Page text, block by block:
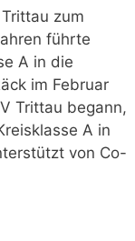
zum
führte
A in die
im Februar
Trittau begann,
A in
von Co-